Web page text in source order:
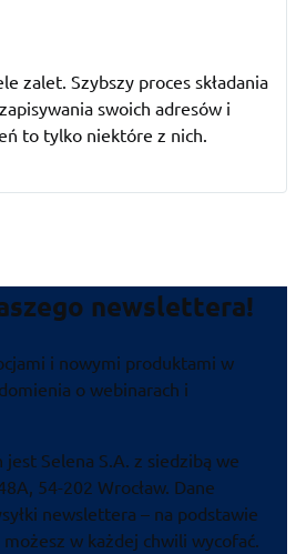
zalet. Szybszy proces składania
swoich adresów i
to tylko niektóre z nich.
newslettera!
i nowymi produktami w
o webinarach i
Selena S.A. z siedzibą we
54-202 Wrocław. Dane
newslettera – na podstawie
w każdej chwili wycofać.